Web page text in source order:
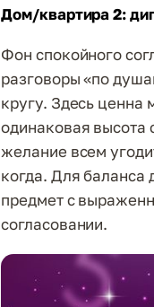
Дом/квартира 2:
Фон спокойного
разговоры «по
кругу. Здесь ценна
одинаковая высота
желание всем
когда. Для баланса
предмет с
согласовании.